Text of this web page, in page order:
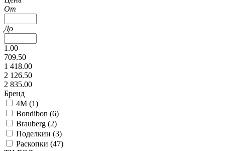
От
До
1.00
709.50
1 418.00
2 126.50
2 835.00
Бренд
4M (1)
Bondibon (6)
Brauberg (2)
Поделкин (3)
Раскопки (47)